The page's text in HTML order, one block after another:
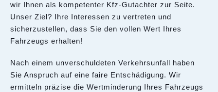
wir Ihnen als kompetenter Kfz-Gutachter zur Seite.
Unser Ziel? Ihre Interessen zu vertreten und
sicherzustellen, dass Sie den vollen Wert Ihres
Fahrzeugs erhalten!
Nach einem unverschuldeten Verkehrsunfall haben
Sie Anspruch auf eine faire Entschädigung. Wir
ermitteln präzise die Wertminderung Ihres Fahrzeugs